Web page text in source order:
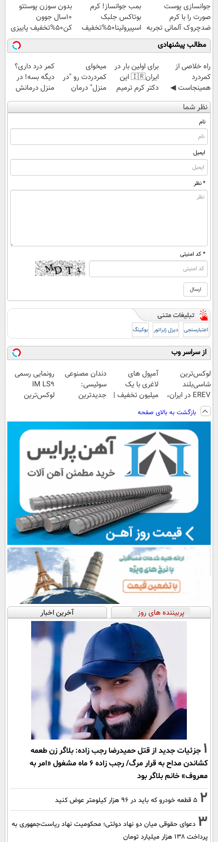
جوانسازی پوست
صورت را با کرم
ضدچروک آلمانی تجربه
کنید!
بمب جوانساز! کرم
بوتاکس جلبک
اسپیرولینا50%تخفیف
بدون سوزن پوستتو
10سال جوون
کن50%تخفیف پاییزی
مطالب پیشنهادی
‌راه خلاصی از
کمردرد
همینجاست ◀
فقط کافیه فرم
رو پر کنی!
برای اولین بار در
ایران🇮🇷 این
دکتر کرم ترمیم
کننده 23 روزه
ساخت!
میخوای
کمردردت رو "در
منزل" درمان
کنی؟ (◂فیلم +
◂پرسش‌نامه)
کمر درد داری؟
دیگه بسه! در
منزل درمانش
کن
(◀پرسش‌نامه)
نظر شما
نام
ایمیل
* نظر
* کد امنیتی
اعتبارسنجی دیزل ژنراتور بوکینگ
از سراسر وب
لوکس‌ترین
شاسی‌بلند
EREV در ایران،
توسط نیکا موتور
رونمایی شد!
آمپول های
لاغری با یک
میلیون تخفیف |
داروخانه های
معتبر
دندان مصنوعی
سوئیسی:
جدیدترین
پرداخت قسطی
رونمایی رسمی
IM LS9
لوکس‌ترین
بازگشت به بالای صفحه
پربیننده های روز آخرین اخبار
1 جزئیات جدید از قتل حمیدرضا رجب زاده: بلاگر زن طعمه
کشاندن مداح به قرار مرگ/ رجب زاده 6 ماه مشغول «امر به
معروف» خانم بلاگر بود
2 ۵ قطعه خودرو که باید در ۹۶ هزار کیلومتر عوض کنید
3 دعوای حقوقی میان دو نهاد دولتی؛ محکومیت نهاد ریاست‌جمهوری به
پرداخت ۱۳۸ هزار میلیارد تومان